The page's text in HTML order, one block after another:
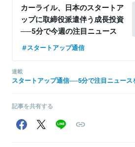
カーライル、日本のスタートア
ップに取締役派遣伴う成長投資
──5分で今週の注目ニュース
をまとめ読み
スタートアップ通信
連載
スタートアップ通信──5分で注目ニュース
記事を共有する